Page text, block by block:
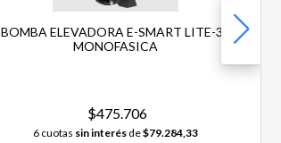
BOMBA ELEVADORA E-SMART LITE-30
MONOFASICA
$475.706
6 cuotas sin interés de$79.284,33